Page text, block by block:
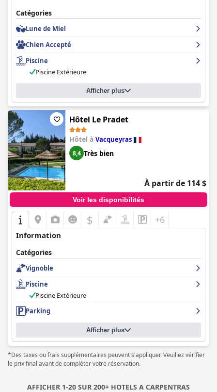
Catégories
Lune de Miel
Chien Accepté
Piscine
Piscine Extérieure
Afficher plus
Hôtel Le Pradet
Hôtel à Vacqueyras
8,4 Très bien
À partir de 114 $
Voir les disponibilités
$ +6
Information
Catégories
Vignoble
Piscine
Piscine Extérieure
Parking
Afficher plus
*Des taxes ou frais supplémentaires peuvent s'appliquer. Veuillez vérifier
le prix final avant de compléter votre réservation.
AFFICHER 1-20 SUR 200+ HOTELS A CARPENTRAS